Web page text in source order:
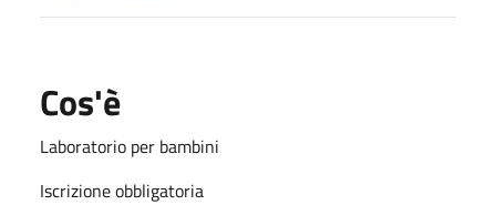
Cos'è
Laboratorio per bambini
Iscrizione obbligatoria